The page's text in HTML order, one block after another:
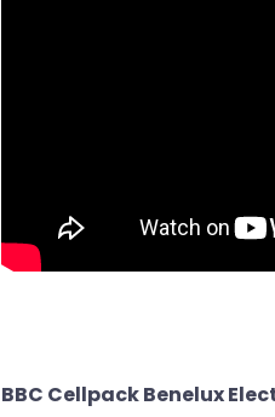
BBC Cellpack Benelux